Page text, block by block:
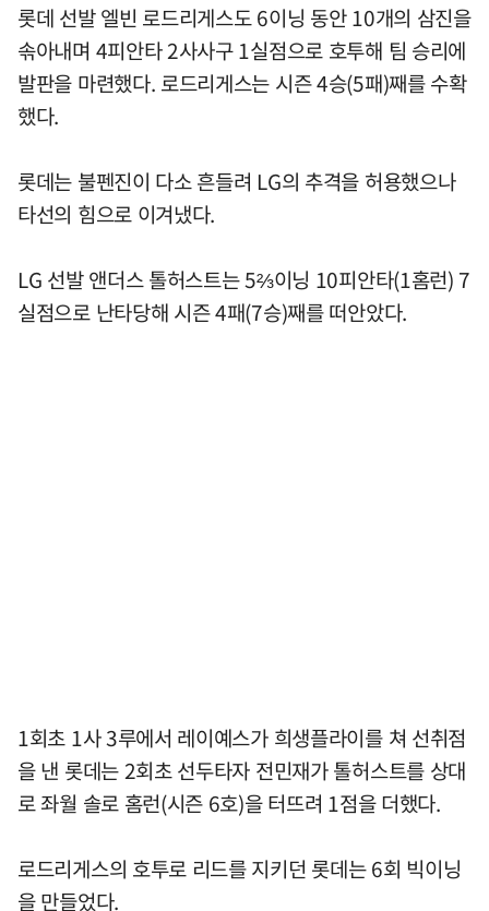
롯데 선발 엘빈 로드리게스도 6이닝 동안 10개의 삼진을
솎아내며 4피안타 2사사구 1실점으로 호투해 팀 승리에
발판을 마련했다. 로드리게스는 시즌 4승(5패)째를 수확
했다.
롯데는 불펜진이 다소 흔들려 LG의 추격을 허용했으나
타선의 힘으로 이겨냈다.
LG 선발 앤더스 톨허스트는 5⅔이닝 10피안타(1홈런) 7
실점으로 난타당해 시즌 4패(7승)째를 떠안았다.
1회초 1사 3루에서 레이예스가 희생플라이를 쳐 선취점
을 낸 롯데는 2회초 선두타자 전민재가 톨허스트를 상대
로 좌월 솔로 홈런(시즌 6호)을 터뜨려 1점을 더했다.
로드리게스의 호투로 리드를 지키던 롯데는 6회 빅이닝
을 만들었다.